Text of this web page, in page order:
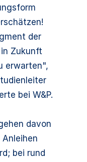
der
Zukunft
erwarten",
bei W&P.
davon
bei rund